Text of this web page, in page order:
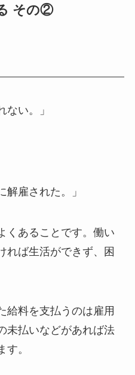
その②
ない。」
解雇された。」
くあることです。働い
れば生活ができず、困
給料を支払うのは雇用
未払いなどがあれば法
。